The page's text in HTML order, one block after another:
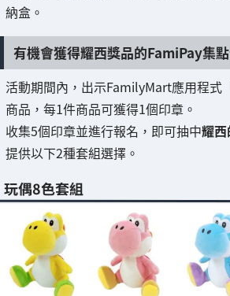
納盒。
有機會獲得耀西獎品的FamiPay集
活動期間內，出示FamilyMart應用程式
商品，每1件商品可獲得1個印章。
收集5個印章並進行報名，即可抽中耀
提供以下2種套組選擇。
玩偶8色套組